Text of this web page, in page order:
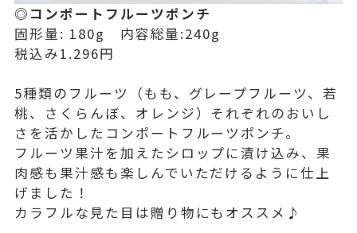
◎コンポートフルーツポンチ
固形量: 180g 内容総量:240g
税込み1.296円
5種類のフルーツ（もも、グレープフルーツ、若
桃、さくらんぼ、オレンジ）それぞれのおいし
さを活かしたコンポートフルーツポンチ。
フルーツ果汁を加えたシロップに漬け込み、果
肉感も果汁感も楽しんでいただけるように仕上
げました！
カラフルな見た目は贈り物にもオススメ♪